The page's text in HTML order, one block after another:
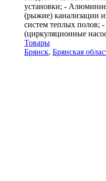
установки; -
(рыжие) канализации
систем теплых полов;
(циркуляционные
Товары
Брянск, Брянская